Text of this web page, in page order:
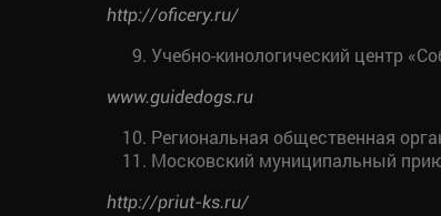
http://oficery.ru/
Учебно-кинологический центр
www.guidedogs.ru
Региональная общественная
Московский муниципальный
http://priut-ks.ru/